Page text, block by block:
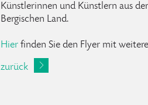
Künstlerinnen und Künstlern aus
Bergischen Land.
Hier finden Sie den Flyer mit
zurück